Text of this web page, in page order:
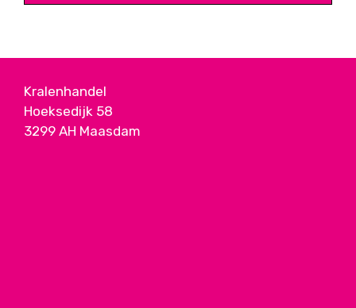
Kralenhandel
Hoeksedijk 58
3299 AH Maasdam